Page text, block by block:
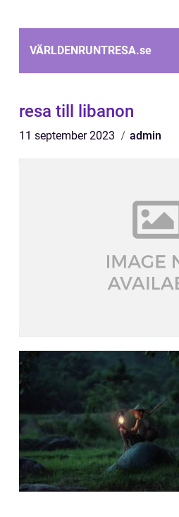
VÄRLDENRUNTRESA.se
resa till libanon
11 september 2023 admin